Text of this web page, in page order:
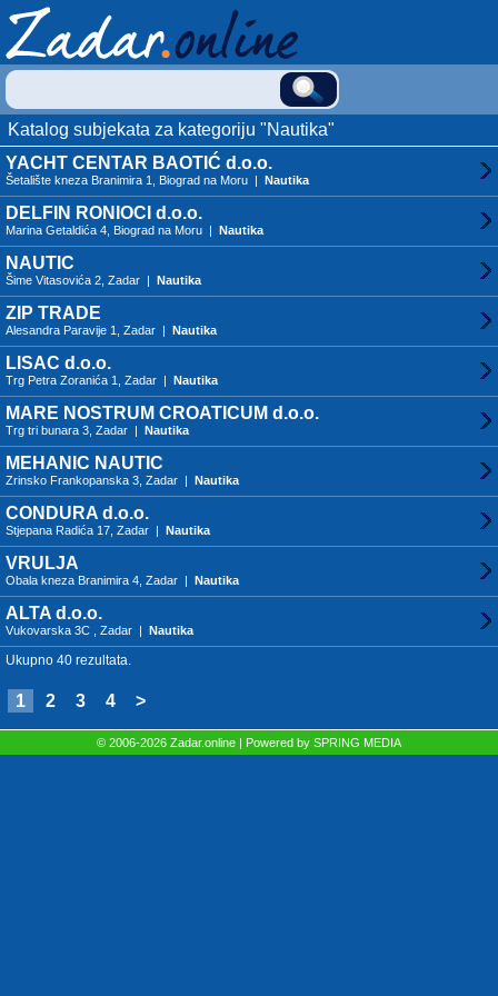
Katalog subjekata za kategoriju "Nautika"
YACHT CENTAR BAOTIĆ d.o.o.
Šetalište kneza Branimira 1, Biograd na Moru | Nautika
DELFIN RONIOCI d.o.o.
Marina Getaldića 4, Biograd na Moru | Nautika
NAUTIC
Šime Vitasovića 2, Zadar | Nautika
ZIP TRADE
Alesandra Paravije 1, Zadar | Nautika
LISAC d.o.o.
Trg Petra Zoranića 1, Zadar | Nautika
MARE NOSTRUM CROATICUM d.o.o.
Trg tri bunara 3, Zadar | Nautika
MEHANIC NAUTIC
Zrinsko Frankopanska 3, Zadar | Nautika
CONDURA d.o.o.
Stjepana Radića 17, Zadar | Nautika
VRULJA
Obala kneza Branimira 4, Zadar | Nautika
ALTA d.o.o.
Vukovarska 3C , Zadar | Nautika
Ukupno 40 rezultata.
1 2 3 4 >
© 2006-2026 Zadar.online | Powered by SPRING MEDIA